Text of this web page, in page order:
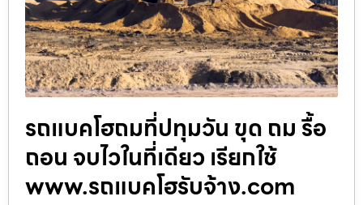
รถแบคโฮถมที่ปทุมวัน ขุด ถม รื้อ
ถอน จบไวในที่เดียว เรียกใช้
www.รถแบคโฮรับจ้าง.com